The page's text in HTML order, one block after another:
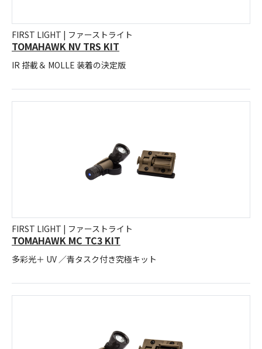
FIRST LIGHT | ファーストライト
TOMAHAWK NV TRS KIT
IR 搭載＆ MOLLE 装着の決定版
FIRST LIGHT | ファーストライト
TOMAHAWK MC TC3 KIT
多彩光＋ UV ／青タスク付き究極キット